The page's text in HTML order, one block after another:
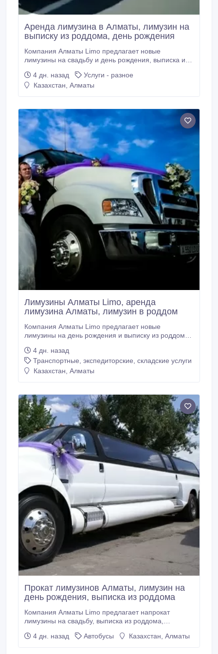
Аренда лимузина в Алматы, лимузин на
выписку из роддома, день рождения
Компания Алматы Limo предлагает новые
лимузины на свадьбу и день рождения, выписка из
F650 - убийца Хаммеров Посмотрите наш сайт
таких лимузинов вы ещё не видели. almaty-limo.kz
4 дн. назад
Услуги - разное
Казахстан, Алматы
Лимузины Алматы Limo, аренда
лимузина Алматы, лимузин в роддом
Компания Алматы Limo предлагает новые
лимузины на день рождения и выписку из роддома,
убийца Хаммеров, Посмотрите наш сайт таких
лимузинов вы ещё не видели. almaty-limo.kz
almatylimo.kz.
4 дн. назад
Транспортные, экспедиторские, складские услуги
Казахстан, Алматы
Прокат лимузинов Алматы, лимузин на
день рождения, выписка из роддома
Компания Алматы Limo предлагает напрокат
лимузины на свадьбу, выписка из роддома,
Хаммеров лимузин Hummer H2 В наших лимузинах
4 дн. назад Автобусы Казахстан, Алматы